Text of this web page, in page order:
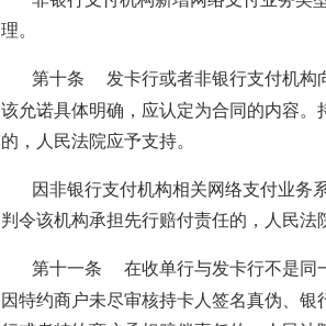
理。
第十条
发卡行或者非银行支付机构
该允诺具体明确，应认定为合同的内容
的，人民法院应予支持。
因非银行支付机构相关网络支付业务
判令该机构承担先行赔付责任的，人民法
第十一条
在收单行与发卡行不是同
因特约商户未尽审核持卡人签名真伪、